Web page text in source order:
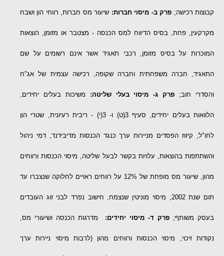
קבוצות רכישה; פרק ב- מיסוי חברות: שיעור מס חברות, רווחי הון ושבח
מקרקעין, פחת, בסיס הדיווח למס הכנסה - מצטבר או מזומן, הוצאות
המוכרות על בסיס מזומן, רכבי תאגיד אשר אינם רשומים על שם
התאגיד, חברה משפחתית וחברה שקופה, רכישה עצמית של אג"ח
והסדרי חוב; פרק ג- מיסוי בעלי שליטה: משיכות בעלים יחידים,
הלוואות בעלים יחידים, סעיף 3(ט) ו- 3(י) - ריבית רעיונית, שטרי הון
לחו"ל, קיזוז הפסדים מניירות ערך כנגד הכנסות מדיבידנד, דמי ניהול
והשתתפות בהוצאות, עלויות בקשר לבעל שליטה, מיסוי הכנסות ורווחים
מהון, שיעור מס מופחת של 12% על רווחים ראויים לחלוקה שנצברו עד
תום שנת 2002, מיסוי מוניטין שנצמח, חישוב נפרד לבני זוג העובדים
בעסק משותף; פרק ד- מיסוי יחידים: מדרגות הכנסה ושיעורי מס,
נקודות זיכוי, מיסוי הכנסות ורווחים מהון (לרבות מיסוי ניירות ערך